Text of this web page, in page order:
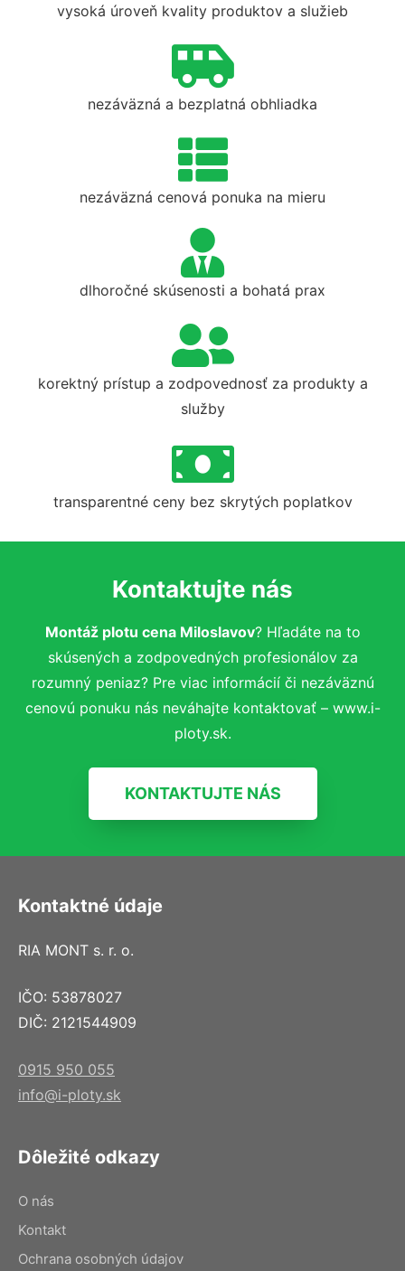
vysoká úroveň kvality produktov a služieb
nezáväzná a bezplatná obhliadka
nezáväzná cenová ponuka na mieru
dlhoročné skúsenosti a bohatá prax
korektný prístup a zodpovednosť za produkty a
služby
transparentné ceny bez skrytých poplatkov
Kontaktujte nás
Montáž plotu cena Miloslavov? Hľadáte na to
skúsených a zodpovedných profesionálov za
rozumný peniaz? Pre viac informácií či nezáväznú
cenovú ponuku nás neváhajte kontaktovať – www.i-
ploty.sk.
KONTAKTUJTE NÁS
Kontaktné údaje
RIA MONT s. r. o.
IČO: 53878027
DIČ: 2121544909
0915 950 055
info@i-ploty.sk
Dôležité odkazy
O nás
Kontakt
Ochrana osobných údajov